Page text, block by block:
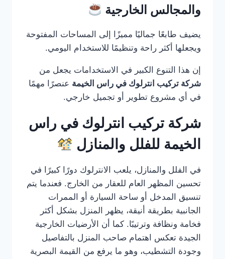
والمجالس الخارجية
يضيف طابعًا جماليًا مميزًا إلى المساحات المفتوحة
ويجعلها أكثر راحة وتنظيمًا للاستخدام اليومي.
إن هذا التنوع الكبير في الاستخدامات يجعل من
شركة تركيب انترلوك في راس الخيمة عنصرًا مهمًا
في أي مشروع تطوير أو تجميل خارجي.
شركة تركيب انترلوك في راس
الخيمة للفلل والمنازل
في الفلل والمنازل، يلعب الانترلوك دورًا كبيرًا في
تحسين المظهر العام للعقار من الخارج. فعندما يتم
تنسيق المدخل أو ساحة السيارة أو الممرات
الجانبية بطريقة أنيقة، يظهر المنزل بشكل أكثر
فخامة ونظافة وترتيبًا. كما أن الأرضيات الخارجية
الجيدة تعكس اهتمام صاحب المنزل بالتفاصيل
وجودة التشطيب، وهو ما يرفع من القيمة البصرية